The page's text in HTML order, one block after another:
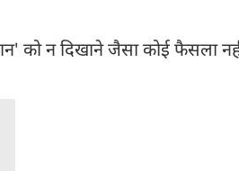
को न दिखाने जैसा कोई फैसला